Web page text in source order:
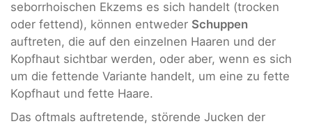
seborrhoischen Ekzems es sich handelt (trocken
oder fettend), können entweder Schuppen
auftreten, die auf den einzelnen Haaren und der
Kopfhaut sichtbar werden, oder aber, wenn es sich
um die fettende Variante handelt, um eine zu fette
Kopfhaut und fette Haare.
Das oftmals auftretende, störende Jucken der